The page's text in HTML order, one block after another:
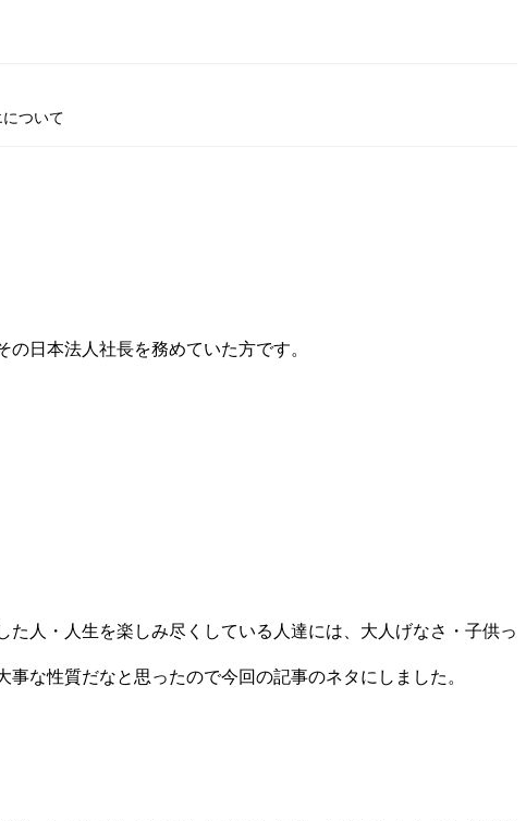
ついて
日本法人社長を務めていた方です。
人・人生を楽しみ尽くしている人達には、大人げなさ・子供っ
な性質だなと思ったので今回の記事のネタにしました。